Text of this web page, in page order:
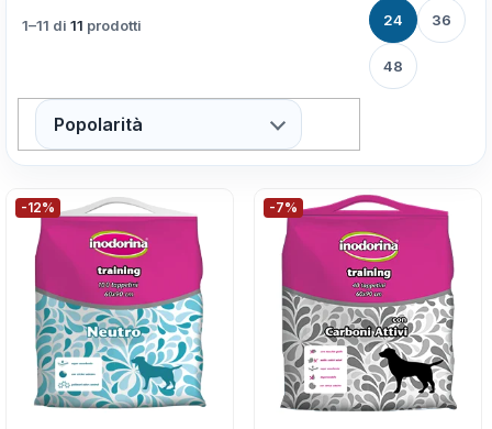
Popolarità
1–11 di 11 prodotti 24 36
48
-12% -7%